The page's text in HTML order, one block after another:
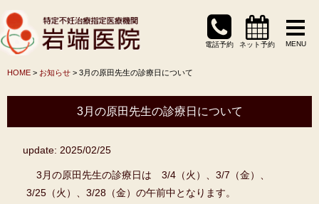
電話予約 ネット予約 MENU
HOME > お知らせ > 3月の原田先生の診療日について
3月の原田先生の診療日について
update: 2025/02/25
3月の原田先生の診療日は 3/4（火）、3/7（金）、
3/25（火）、3/28（金）の午前中となります。